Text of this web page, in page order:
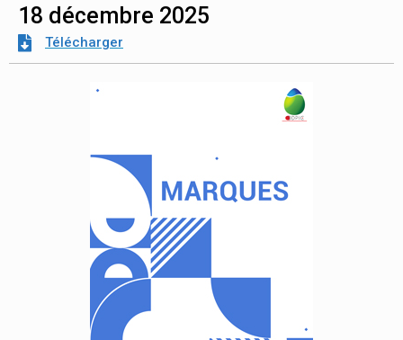
18 décembre 2025
Télécharger